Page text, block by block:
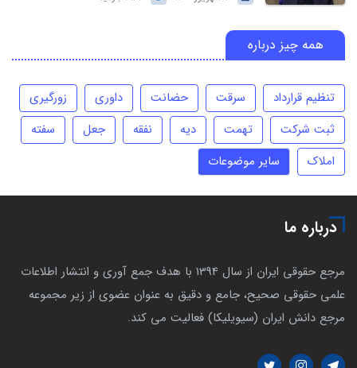
همه چیز درباره
تنظیم قرارداد سرقت حضانت داوری
زورگیری
ثبت شرکت
تهمت دیه نفقه جعل
سفته
املاک
سایر موضوعات
درباره ما
مرجع حقوقی ایران از سال 1394 با هدف جمع آوری و انتشار اطلاعات
علمی حقوقی صحیح، جامع و دقیق به عنوان عضوی از زیر مجموعه
مرجع دانش ایران (سیویلیکا) فعالیت می کند.